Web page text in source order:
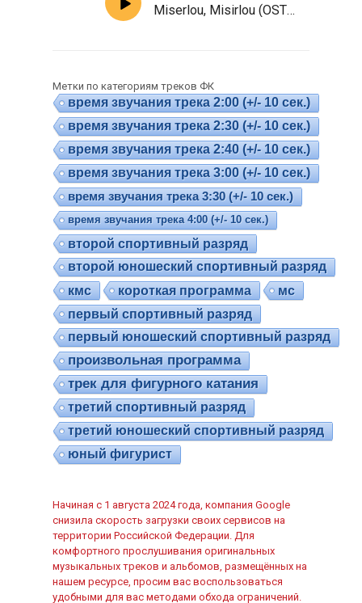
Miserlou, Misirlou (OST Pulp Fiction)
Метки по категориям треков ФК
время звучания трека 2:00 (+/- 10 сек.)
время звучания трека 2:30 (+/- 10 сек.)
время звучания трека 2:40 (+/- 10 сек.)
время звучания трека 3:00 (+/- 10 сек.)
время звучания трека 3:30 (+/- 10 сек.)
время звучания трека 4:00 (+/- 10 сек.)
второй спортивный разряд
второй юношеский спортивный разряд
кмс короткая программа
мс
первый спортивный разряд
первый юношеский спортивный разряд
произвольная программа
трек для фигурного катания
третий спортивный разряд
третий юношеский спортивный разряд
юный фигурист
Начиная с 1 августа 2024 года, компания Google
снизила скорость загрузки своих сервисов на
территории Российской Федерации. Для
комфортного прослушивания оригинальных
музыкальных треков и альбомов, размещённых на
нашем ресурсе, просим вас воспользоваться
удобными для вас методами обхода ограничений.